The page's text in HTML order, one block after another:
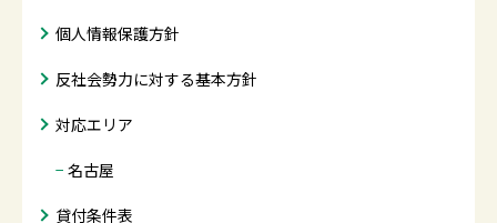
個人情報保護方針
反社会勢力に対する基本方針
対応エリア
− 名古屋
貸付条件表